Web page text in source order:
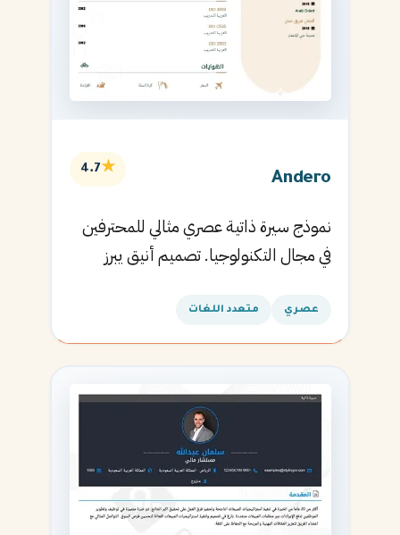
Andero
★
4.7
نموذج سيرة ذاتية عصري مثالي للمحترفين
في مجال التكنولوجيا. تصميم أنيق يبرز
عصري متعدد اللغات